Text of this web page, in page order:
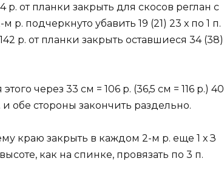
р. от планки закрыть для скосов реглан с
р. подчеркнуто убавить 19 (21) 23 х по 1 п.
р. от планки закрыть оставшиеся 34 (38)
через 33 см = 106 р. (36,5 см = 116 р.) 40
обе стороны закончить раздельно.
краю закрыть в каждом 2-м р. еще 1 х З
как на спинке, провязать по 3 п.